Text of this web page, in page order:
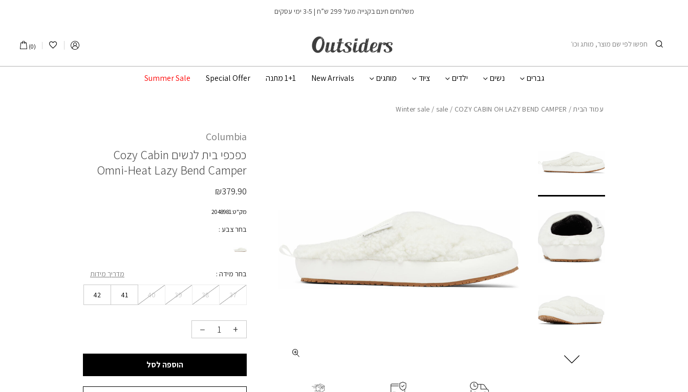
משלוחים חינם בקנייה מעל 299 ש”ח | 3-5 ימי עסקים
הרשימה שלי
0
חיפוש
גברים נשים ילדים ציוד מותגים New Arrivals 1+1 מתנה Special Offer
Summer Sale
עמוד הבית/
Winter sale / sale / COZY CABIN OH LAZY BEND CAMPER
Columbia
כפכפי בית לנשים Cozy Cabin
Omni-Heat Lazy Bend Camper
₪379.90
מק"ט:2048981
בחר צבע
בחר מידה מדריך מידות
37
38
39
40
41
42
הוספה לסל